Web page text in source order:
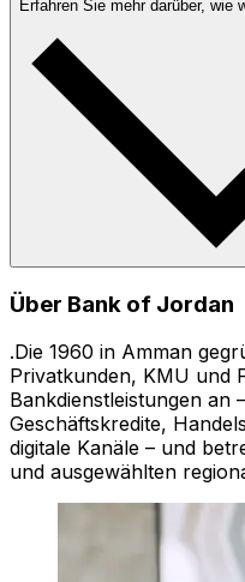
Erfahren Sie mehr darüber, wie
Über Bank of Jordan
.Die 1960 in Amman
Privatkunden, KMU und
Bankdienstleistungen an
Geschäftskredite,
digitale Kanäle – und
und ausgewählten